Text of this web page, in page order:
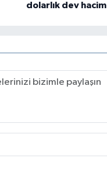
dolarlık dev hacim